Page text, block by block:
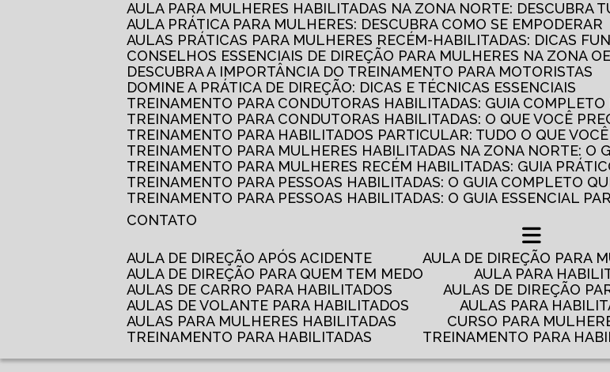
AULA PARA MULHERES HABILITADAS NA ZONA NORTE: DESCUBRA
AULA PRÁTICA PARA MULHERES: DESCUBRA COMO SE EMPODERAR
AULAS PRÁTICAS PARA MULHERES RECÉM-HABILITADAS: DICAS
CONSELHOS ESSENCIAIS DE DIREÇÃO PARA MULHERES NA ZONA
DESCUBRA A IMPORTÂNCIA DO TREINAMENTO PARA MOTORISTAS
DOMINE A PRÁTICA DE DIREÇÃO: DICAS E TÉCNICAS ESSENCIAIS
TREINAMENTO PARA CONDUTORAS HABILITADAS: GUIA COMPLETO
TREINAMENTO PARA CONDUTORAS HABILITADAS: O QUE VOCÊ
TREINAMENTO PARA HABILITADOS PARTICULAR: TUDO O QUE
TREINAMENTO PARA MULHERES HABILITADAS NA ZONA NORTE: O
TREINAMENTO PARA MULHERES RECÉM HABILITADAS: GUIA
TREINAMENTO PARA PESSOAS HABILITADAS: O GUIA COMPLETO
TREINAMENTO PARA PESSOAS HABILITADAS: O GUIA ESSENCIAL
CONTATO
AULA DE DIREÇÃO APÓS ACIDENTE
AULA DE DIREÇÃO PARA
AULA DE DIREÇÃO PARA QUEM TEM MEDO
AULA PARA
AULAS DE CARRO PARA HABILITADOS
AULAS DE DIREÇÃO
AULAS DE VOLANTE PARA HABILITADOS
AULAS PARA
AULAS PARA MULHERES HABILITADAS
CURSO PARA
TREINAMENTO PARA HABILITADAS
TREINAMENTO PARA